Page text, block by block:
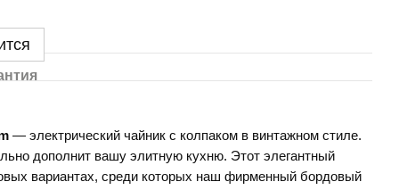
— электрический чайник с колпаком в винтажном стиле.
дополнит вашу элитную кухню. Этот элегантный
вариантах, среди которых наш фирменный бордовый